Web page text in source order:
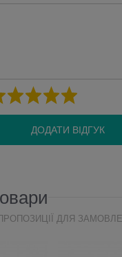
ДОДАТИ ВІДГУК
ДЛЯ